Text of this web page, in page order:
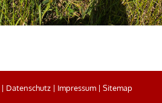
| Datenschutz | Impressum |Sitemap